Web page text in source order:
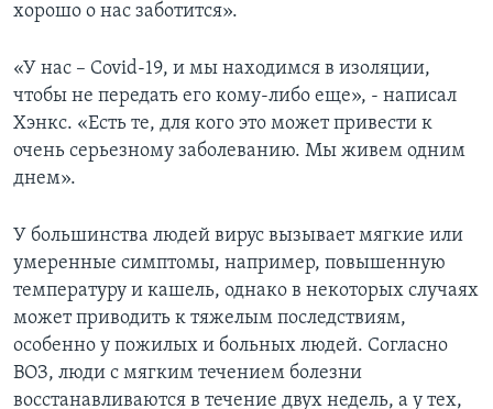
хорошо о нас заботится».
«У нас – Covid-19, и мы находимся в изоляции,
чтобы не передать его кому-либо еще», - написал
Хэнкс. «Есть те, для кого это может привести к
очень серьезному заболеванию. Мы живем одним
днем».
У большинства людей вирус вызывает мягкие или
умеренные симптомы, например, повышенную
температуру и кашель, однако в некоторых случаях
может приводить к тяжелым последствиям,
особенно у пожилых и больных людей. Согласно
ВОЗ, люди с мягким течением болезни
восстанавливаются в течение двух недель, а у тех,